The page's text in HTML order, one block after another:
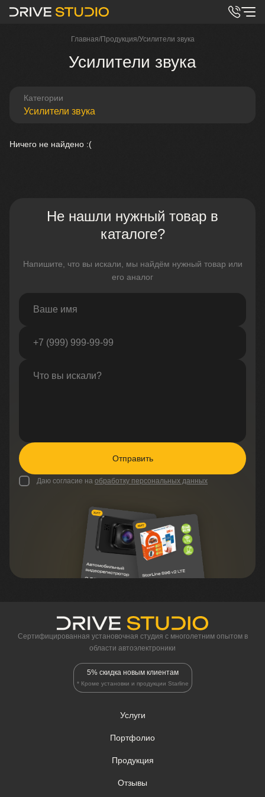
Главная/Продукция/Усилители звука
Усилители звука
Категории
Усилители звука
Ничего не найдено :(
Не нашли нужный товар в
каталоге?
Напишите, что вы искали, мы найдём нужный товар или
его аналог
Отправить
Даю согласие на обработку персональных данных
Сертифицированная установочная студия c многолетним опытом в
области автоэлектроники
5% скидка новым клиентам
* Кроме установки и продукции Starline
Услуги
Портфолио
Продукция
Отзывы